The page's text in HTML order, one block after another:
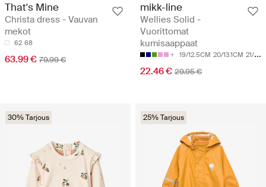
That's Mine
Christa dress - Vauvan
mekot
62 68
63.99 € 79.99 €
mikk-line
Wellies Solid -
Vuorittomat
kumisaappaat
19/12.5CM 20/13.1CM 21/13.8CM
22.46 € 29.95 €
30% Tarjous 25% Tarjous